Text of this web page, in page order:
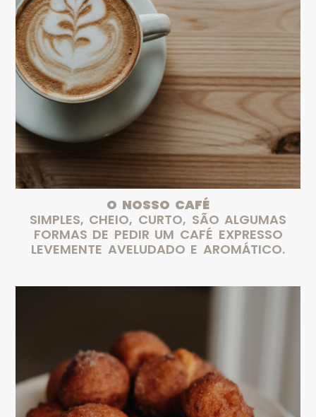
O NOSSO CAFÉ
SIMPLES, CHEIO, CURTO, SÃO ALGUMAS
FORMAS DE PEDIR UM CAFÉ EXPRESSO
LEVEMENTE AVELUDADO E AROMÁTICO.